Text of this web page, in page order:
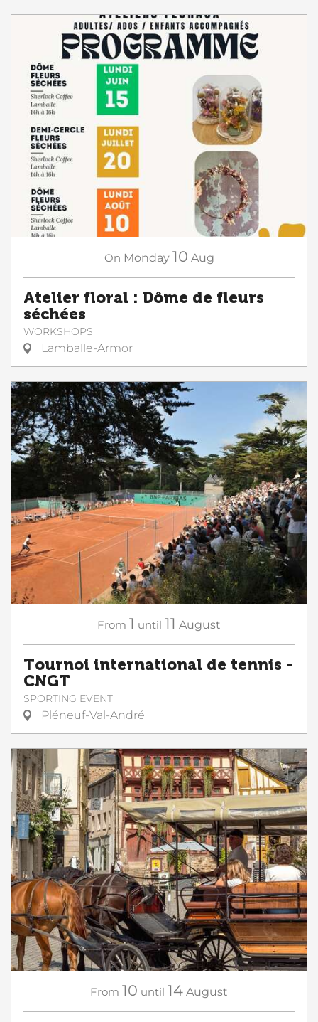
On Monday 10 Aug
Atelier floral : Dôme de fleurs
séchées
WORKSHOPS
Lamballe-Armor
From 1 until 11 August
Tournoi international de tennis -
CNGT
SPORTING EVENT
Pléneuf-Val-André
From 10 until 14 August